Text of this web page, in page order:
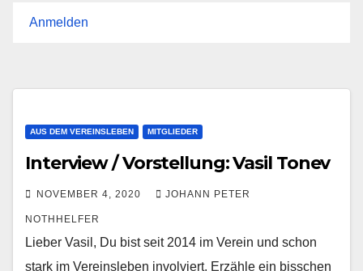
AUS DEM VEREINSLEBEN MITGLIEDER
Interview / Vorstellung: Vasil Tonev
NOVEMBER 4, 2020 JOHANN PETER
NOTHHELFER
Lieber Vasil, Du bist seit 2014 im Verein und schon
stark im Vereinsleben involviert. Erzähle ein bisschen
Anmelden